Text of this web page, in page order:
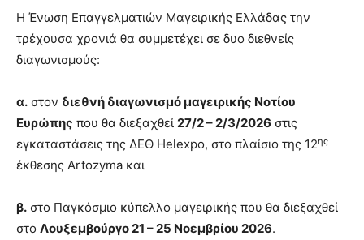
Η Ένωση Επαγγελματιών Μαγειρικής Ελλάδας την
τρέχουσα χρονιά θα συμμετέχει σε δυο διεθνείς
διαγωνισμούς:
α. στον διεθνή διαγωνισμό μαγειρικής Νοτίου
Ευρώπης που θα διεξαχθεί 27/2 – 2/3/2026 στις
εγκαταστάσεις της ΔΕΘ Helexpo, στο πλαίσιο της 12ης
έκθεσης Artozyma και
β. στο Παγκόσμιο κύπελλο μαγειρικής που θα διεξαχθεί
στο Λουξεμβούργο 21 – 25 Νοεμβρίου 2026.